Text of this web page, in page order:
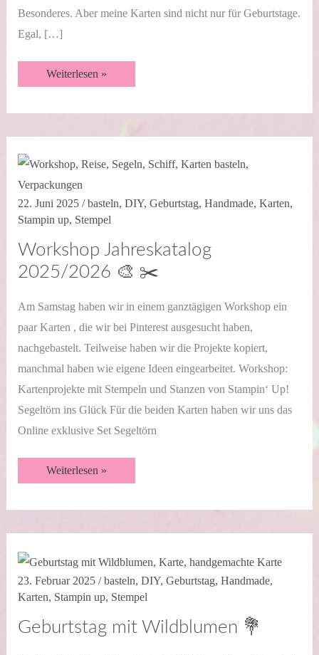
Besonderes. Aber meine Karten sind nicht nur für Geburtstage.
Egal, […]
Geburtstag
mit
Weiterlesen »
22. Juni 2025 /basteln, DIY, Geburtstag, Handmade, Karten,
Stampin up, Stempel
Workshop Jahreskatalog
2025/2026 🎨 ✂️
Am Samstag haben wir in einem ganztägigen Workshop ein
paar Karten , die wir bei Pinterest ausgesucht haben,
nachgebastelt. Teilweise haben wir die Projekte kopiert,
manchmal haben wie eigene Ideen eingearbeitet. Workshop:
Kartenprojekte mit Stempeln und Stanzen von Stampin‘ Up!
Segeltörn ins Glück Für die beiden Karten haben wir uns das
Online exklusive Set Segeltörn
Workshop
Jahreskatalog
Weiterlesen »
23. Februar 2025 /basteln, DIY, Geburtstag, Handmade,
Karten, Stampin up, Stempel
Geburtstag mit Wildblumen 💐